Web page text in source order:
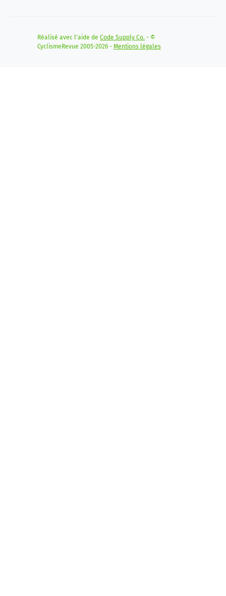
Réalisé avec l'aide de Code Supply Co. - ©
CyclismeRevue 2005-2026 - Mentions légales